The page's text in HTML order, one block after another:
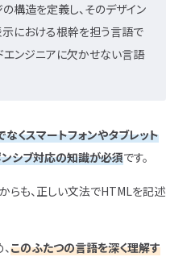
構造を定義し、そのデザイン
示における根幹を担う言語で
エンジニアに欠かせない言語
くスマートフォンやタブレット
シブ対応の知識が必須です。
らも、正しい文法でHTMLを記述
このふたつの言語を深く理解す